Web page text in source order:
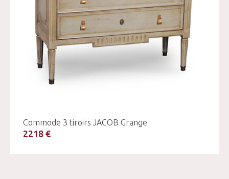
Commode 3 tiroirs JACOB Grange
2218 €